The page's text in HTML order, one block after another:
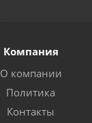
Компания
О компании
Политика
Контакты